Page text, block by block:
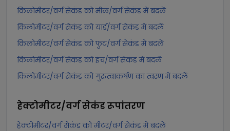
किलोमीटर/वर्ग सेकंड को मील/वर्ग सेकंड में बदलें
किलोमीटर/वर्ग सेकंड को यार्ड/वर्ग सेकंड में बदलें
किलोमीटर/वर्ग सेकंड को फुट/वर्ग सेकंड में बदलें
किलोमीटर/वर्ग सेकंड को इंच/वर्ग सेकंड में बदलें
किलोमीटर/वर्ग सेकंड को गुरुत्वाकर्षण का त्वरण में बदलें
हेक्टोमीटर/वर्ग सेकंडरूपांतरण
हेक्टोमीटर/वर्ग सेकंड को मीटर/वर्ग सेकंड में बदलें